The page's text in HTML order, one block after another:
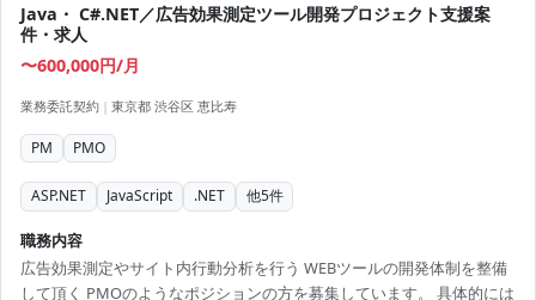
Java・ C#.NET／広告効果測定ツール開発プロジェクト支援案
件・求人
〜600,000円/月
業務委託契約 | 東京都 渋谷区 恵比寿
PM PMO
ASP.NET JavaScript .NET 他5件
職務内容
広告効果測定やサイト内行動分析を行う WEBツールの開発体制を整備
して頂く PMOのようなポジションの方を募集しています。 具体的には